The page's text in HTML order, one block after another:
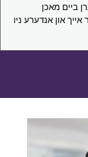
ביים מאכן
און אנדערע ניו